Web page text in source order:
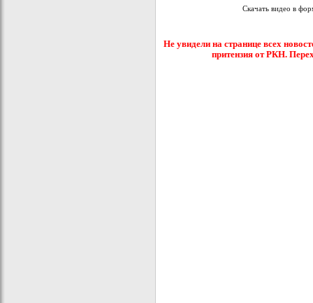
Скачать видео в
Не увидели на странице всех
притензия от РКН.